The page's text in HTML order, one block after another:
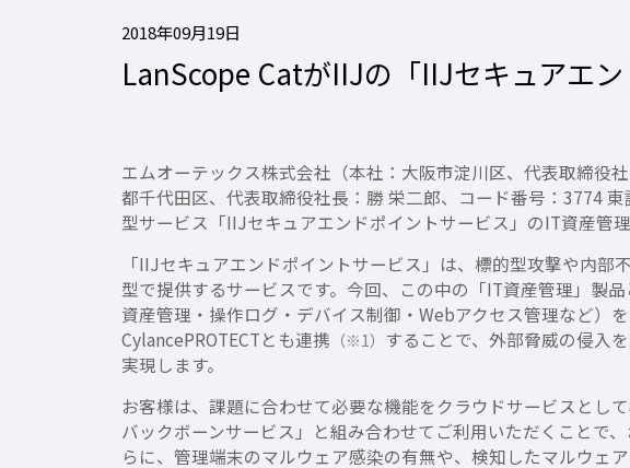
2018年09月19日
LanScope CatがIIJの「IIJセキュアエ
エムオーテックス株式会社（本社：大阪市淀川区、代表取締役
都千代田区、代表取締役社長：勝 栄二郎、コード番号：3774
型サービス「IIJセキュアエンドポイントサービス」のIT資産管
「IIJセキュアエンドポイントサービス」は、標的型攻撃や内
型で提供するサービスです。今回、この中の「IT資産管理」製
資産管理・操作ログ・デバイス制御・Webアクセス管理など）
CylancePROTECTとも連携 （※1） することで、外部脅威の侵入
実現します。
お客様は、課題に合わせて必要な機能をクラウドサービスとし
バックボーンサービス」と組み合わせてご利用いただくことで
らに、管理端末のマルウェア感染の有無や、検知したマルウェ